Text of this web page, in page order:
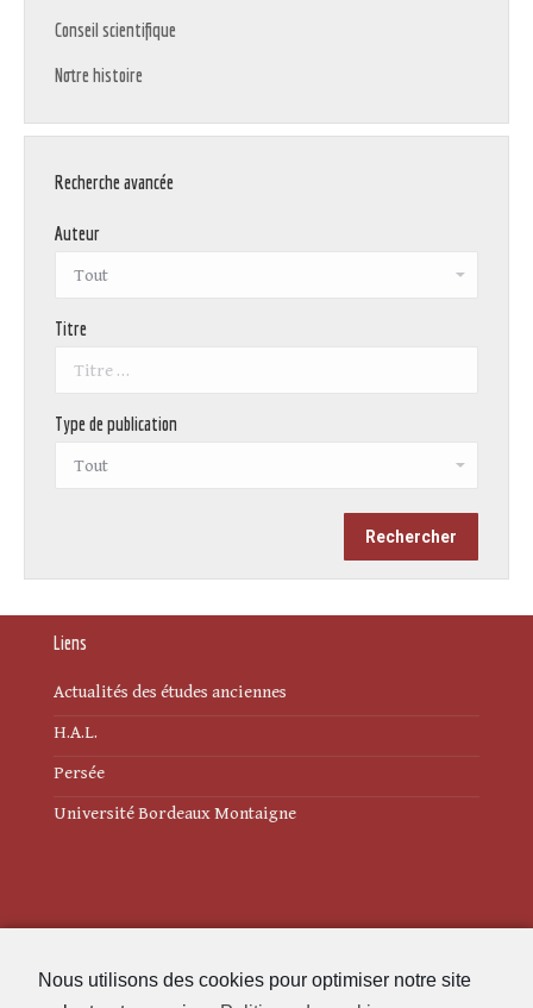
Nous utilisons des cookies pour optimiser notre site
Conseil scientifique
Notre histoire
Recherche avancée
Auteur
Titre
Type de publication
Liens
Actualités des études anciennes
H.A.L.
Persée
Université Bordeaux Montaigne
Politique de cookies (UE)